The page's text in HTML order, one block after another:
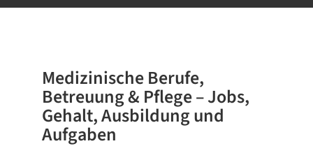
Medizinische Berufe,
Betreuung & Pflege – Jobs,
Gehalt, Ausbildung und
Aufgaben